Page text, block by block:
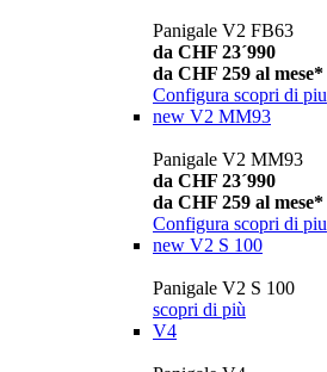
Panigale V2 FB63
da CHF 23´990
da CHF 259 al mese*
Configura scopri di piu
new V2 MM93
Panigale V2 MM93
da CHF 23´990
da CHF 259 al mese*
Configura scopri di piu
new V2 S 100
Panigale V2 S 100
scopri di più
V4